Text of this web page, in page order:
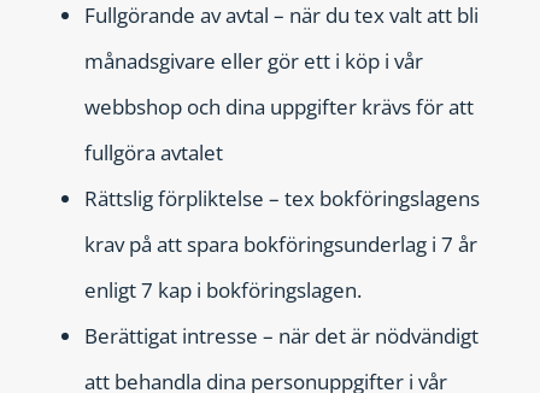
Fullgörande av avtal – när du tex valt att bli
månadsgivare eller gör ett i köp i vår
webbshop och dina uppgifter krävs för att
fullgöra avtalet
Rättslig förpliktelse – tex bokföringslagens
krav på att spara bokföringsunderlag i 7 år
enligt 7 kap i bokföringslagen.
Berättigat intresse – när det är nödvändigt
att behandla dina personuppgifter i vår